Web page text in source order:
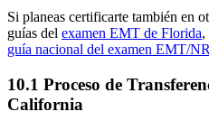
Si planeas certificarte también en
guías del examen EMT de Florida,
guía nacional del examen EMT/
10.1 Proceso de
California